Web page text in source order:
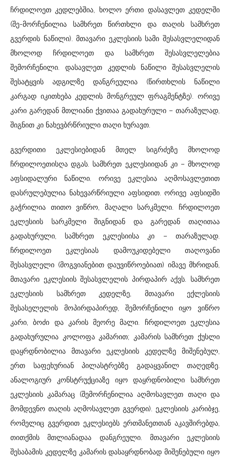
ჩრდილოეთ კედლებშია, ხოლო ერთი დასავლეთ კედელში
(შე-მორჩენილია სამხრეთ წირთხლი და თაღის სამხრეთ
გვერდის ნაწილი). მთავარი ეკლესიის სამი შესასვლელიდან
მხოლოდ ჩრდილოეთ და სამხრეთ შესასვლელებია
შემორჩენილი. დასავლეთ კედლის ნაწილი შესასვლელის
შესატყვის ადგილზე დანგრეულია (წირთხლის ნაწილი
კარგად იკითხება კედლის მონგრეულ ფრაგმენტზე). ორივე
კარი გარედან მთლიანი ქვითაა გადახურული – თარაზულად,
შიგნით კი ნახევბრწრიული თაღი ხურავთ.
გვერდითი ეკლესიებიდან მთელ სიგრძეზე მხოლოდ
ჩრდილოეთისღა დგას. სამხრეთ ეკლესიიდან კი – მხოლოდ
აფსიდალური ნაწილი. ორივე ეკლესია აღმოსავლეთით
დასრულებულია ნახევარწრიული აფსიდით. ორივე აფსიდში
გაჭრილია თითო ვიწრო, მაღალი სარკმელი. ჩრდილოეთ
ეკლესიის სარკმელი შიგნიდან და გარედან თაღითაა
გადახურული, სამხრეთ ეკლესიისა კი – თარაზულად.
ჩრდილოეთ ეკლესიას დამოუკიდებელი თაღოვანი
შესასვლელი (მოგვიანებით დაუვიწროებიათ) იმავე მხრიდან,
მთავარი ეკლესიის შესასვლელის პირდაპირ აქვს. სამხრეთ
ეკლესიის სამხრეთ კედელზე, მთავარი ექლესიის
შესასელელის მოპირდაპირედ, შემორჩენილი იყო ვიწრო
კარი, ბოძი და კარის მეორე მალი. ჩრდილოეთ ეკლესია
გადახურულია კოლოფა კამარით; კამარის სამხრეთ ქუსლი
დაყრდნობილია მთავარი ეკლესიის კედელზე მიშენებულ,
ერთ საფეხურიან პილასტრებზე გადაყვანილ თაღედზე.
ანალოგიურ კონსტრუქციაზე იყო დაყრდნობილი სამხრეთ
ეკლესიის კამარაც (შემორჩენილია აღმოსავლეთ თაღი და
მომდევნო თაღის აღმოსავლეთ გვერდი). ეკლესიის კარიბჯე,
რომელიც გვერდით ეკლესიებს ერთმანეთთან აკავშირებდა,
თითქმის მთლიანადაა დანგრეული. მთავარი ეკლესიის
შესაბამის კედელზე კამარის დასაყრდნობად მიშენებული იყო